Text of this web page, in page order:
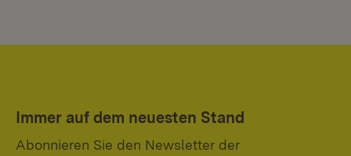
Immer auf dem neuesten Stand
Abonnieren Sie den Newsletter der